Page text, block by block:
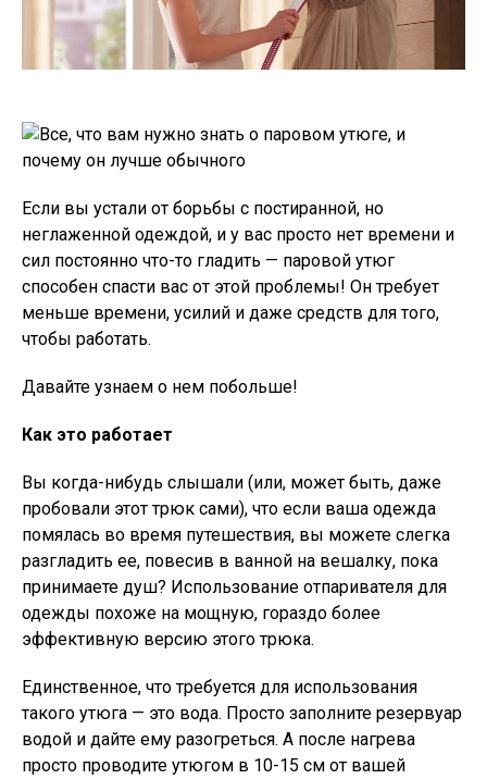
Если вы устали от борьбы с постиранной, но
неглаженной одеждой, и у вас просто нет времени и
сил постоянно что-то гладить — паровой утюг
способен спасти вас от этой проблемы! Он требует
меньше времени, усилий и даже средств для того,
чтобы работать.
Давайте узнаем о нем побольше!
Как это работает
Вы когда-нибудь слышали (или, может быть, даже
пробовали этот трюк сами), что если ваша одежда
помялась во время путешествия, вы можете слегка
разгладить ее, повесив в ванной на вешалку, пока
принимаете душ? Использование отпаривателя для
одежды похоже на мощную, гораздо более
эффективную версию этого трюка.
Единственное, что требуется для использования
такого утюга — это вода. Просто заполните резервуар
водой и дайте ему разогреться. А после нагрева
просто проводите утюгом в 10-15 см от вашей